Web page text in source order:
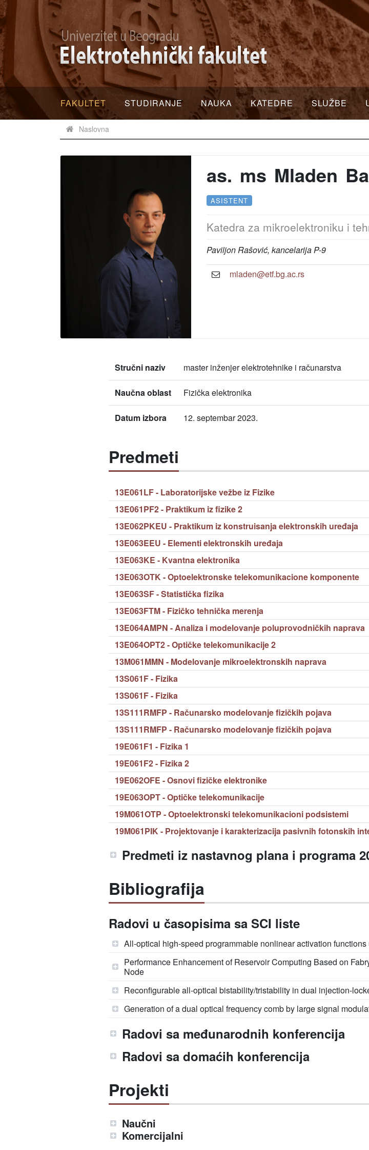
FAKULTET STUDIRANJE NAUKA KATEDRE SLUŽBE
Naslovna
as. ms Mladen
ASISTENT
Katedra za mikroelektroniku i
Paviljon Rašović, kancelarija P-9
mladen@etf.bg.ac.rs
Stručni naziv master inženjer elektrotehnike i računarstva
Naučna oblast Fizička elektronika
Datum izbora 12. septembar 2023.
Predmeti
13E061LF - Laboratorijske vežbe iz Fizike
13E061PF2 - Praktikum iz fizike 2
13E062PKEU - Praktikum iz konstruisanja elektronskih uređaja
13E063EEU - Elementi elektronskih uređaja
13E063KE - Kvantna elektronika
13E063OTK - Optoelektronske telekomunikacione komponente
13E063SF - Statistička fizika
13E063FTM - Fizičko tehnička merenja
13E064AMPN - Analiza i modelovanje poluprovodničkih naprava
13E064OPT2 - Optičke telekomunikacije 2
13M061MMN - Modelovanje mikroelektronskih naprava
13S061F - Fizika
13S061F - Fizika
13S111RMFP - Računarsko modelovanje fizičkih pojava
13S111RMFP - Računarsko modelovanje fizičkih pojava
19E061F1 - Fizika 1
19E061F2 - Fizika 2
19E062OFE - Osnovi fizičke elektronike
19E063OPT - Optičke telekomunikacije
19M061OTP - Optoelektronski telekomunikacioni podsistemi
19M061PIK - Projektovanje i karakterizacija pasivnih fotonskih
Predmeti iz nastavnog plana i programa
Bibliografija
Radovi u časopisima sa SCI liste
All-optical high-speed programmable nonlinear activation
Performance Enhancement of Reservoir Computing Based on
Node
Reconfigurable all-optical bistability/tristability in dual injection-
Generation of a dual optical frequency comb by large signal
Radovi sa međunarodnih konferencija
Radovi sa domaćih konferencija
Projekti
Naučni
Komercijalni